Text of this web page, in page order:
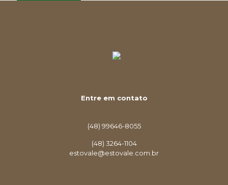
Entre em contato
(48) 99646-8055
(48) 3264-1104
estovale@estovale.com.br